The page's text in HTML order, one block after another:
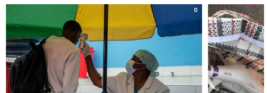
0